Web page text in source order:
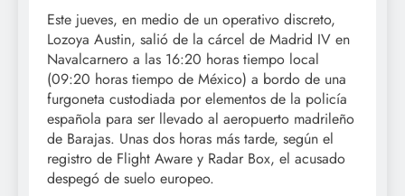
Este jueves, en medio de un operativo discreto,
Lozoya Austin, salió de la cárcel de Madrid IV en
Navalcarnero a las 16:20 horas tiempo local
(09:20 horas tiempo de México) a bordo de una
furgoneta custodiada por elementos de la policía
española para ser llevado al aeropuerto madrileño
de Barajas. Unas dos horas más tarde, según el
registro de Flight Aware y Radar Box, el acusado
despegó de suelo europeo.